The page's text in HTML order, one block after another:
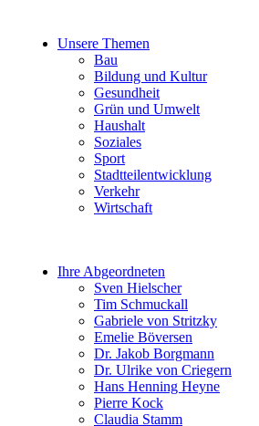
Unsere Themen
Bau
Bildung und Kultur
Gesundheit
Grün und Umwelt
Haushalt
Soziales
Sport
Stadtteilentwicklung
Verkehr
Wirtschaft
Ihre Abgeordneten
Sven Hielscher
Tim Schmuckall
Gabriele von Stritzky
Emelie Böversen
Dr. Jakob Borgmann
Dr. Ulrike von Criegern
Hans Henning Heyne
Pierre Kock
Claudia Stamm